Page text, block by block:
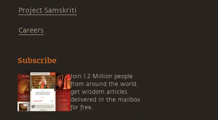
Project Samskriti
Careers
Subscribe
Join 1.2 Million people
from around the world,
get wisdom articles
delivered in the mailbox
for free.